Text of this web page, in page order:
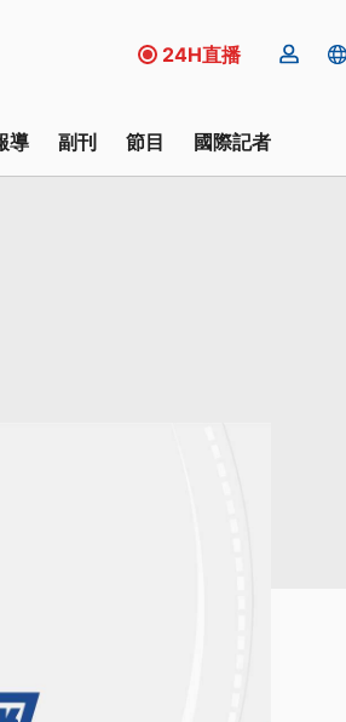
24H直播
導 副刊 節目 國際記者